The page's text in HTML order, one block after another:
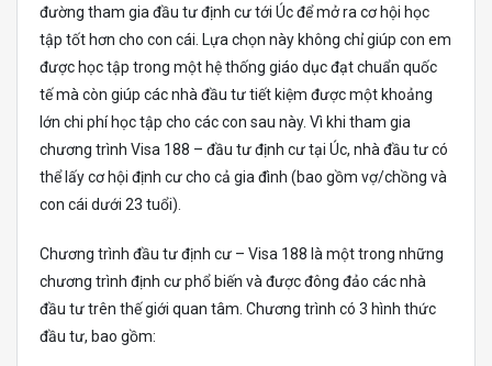
đường tham gia đầu tư định cư tới Úc để mở ra cơ hội học
tập tốt hơn cho con cái. Lựa chọn này không chỉ giúp con em
được học tập trong một hệ thống giáo dục đạt chuẩn quốc
tế mà còn giúp các nhà đầu tư tiết kiệm được một khoảng
lớn chi phí học tập cho các con sau này. Vì khi tham gia
chương trình Visa 188 – đầu tư định cư tại Úc, nhà đầu tư có
thể lấy cơ hội định cư cho cả gia đình (bao gồm vợ/chồng và
con cái dưới 23 tuổi).
Chương trình đầu tư định cư – Visa 188 là một trong những
chương trình định cư phổ biến và được đông đảo các nhà
đầu tư trên thế giới quan tâm. Chương trình có 3 hình thức
đầu tư, bao gồm: